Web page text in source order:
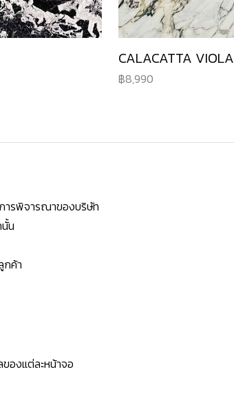
CALACATTA VIOLA
8,990
ารพิจารณาของบริษัท
น
กค้า
องแต่ละหน้าจอ